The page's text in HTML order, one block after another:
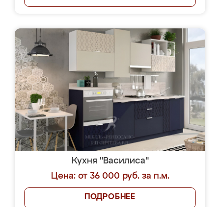
Кухня "Василиса"
Цена: от 36 000 руб. за п.м.
ПОДРОБНЕЕ